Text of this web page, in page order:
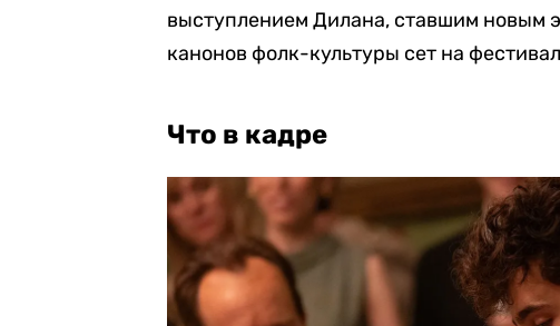
выступлением Дилана, ставшим новым
канонов фолк-культуры сет на
Что в кадре